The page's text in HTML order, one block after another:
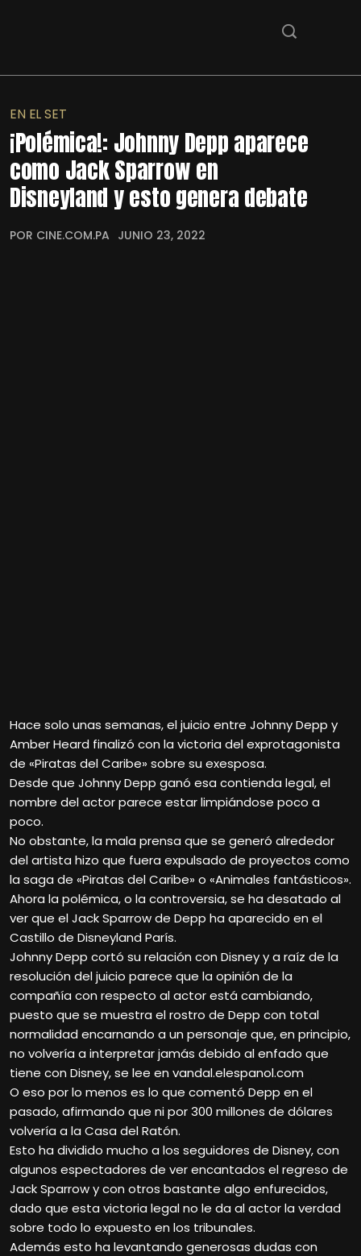
EN EL SET
¡Polémica!: Johnny Depp aparece
como Jack Sparrow en
Disneyland y esto genera debate
POR CINE.COM.PA JUNIO 23, 2022
Hace solo unas semanas, el juicio entre Johnny Depp y
Amber Heard finalizó con la victoria del exprotagonista
de «Piratas del Caribe» sobre su exesposa.
Desde que Johnny Depp ganó esa contienda legal, el
nombre del actor parece estar limpiándose poco a
poco.
No obstante, la mala prensa que se generó alrededor
del artista hizo que fuera expulsado de proyectos como
la saga de «Piratas del Caribe» o «Animales fantásticos».
Ahora la polémica, o la controversia, se ha desatado al
ver que el Jack Sparrow de Depp ha aparecido en el
Castillo de Disneyland París.
Johnny Depp cortó su relación con Disney y a raíz de la
resolución del juicio parece que la opinión de la
compañía con respecto al actor está cambiando,
puesto que se muestra el rostro de Depp con total
normalidad encarnando a un personaje que, en principio,
no volvería a interpretar jamás debido al enfado que
tiene con Disney, se lee en vandal.elespanol.com
O eso por lo menos es lo que comentó Depp en el
pasado, afirmando que ni por 300 millones de dólares
volvería a la Casa del Ratón.
Esto ha dividido mucho a los seguidores de Disney, con
algunos espectadores de ver encantados el regreso de
Jack Sparrow y con otros bastante algo enfurecidos,
dado que esta victoria legal no le da al actor la verdad
sobre todo lo expuesto en los tribunales.
Además esto ha levantando generosas dudas con